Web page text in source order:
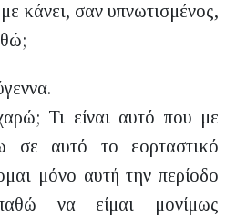
κάνει, σαν υπνωτισμένος,
Τι είναι αυτό που με
σε αυτό το εορταστικό
μόνο αυτή την περίοδο
να είμαι μονίμως